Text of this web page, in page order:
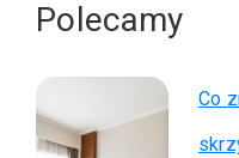
Polecamy
Co